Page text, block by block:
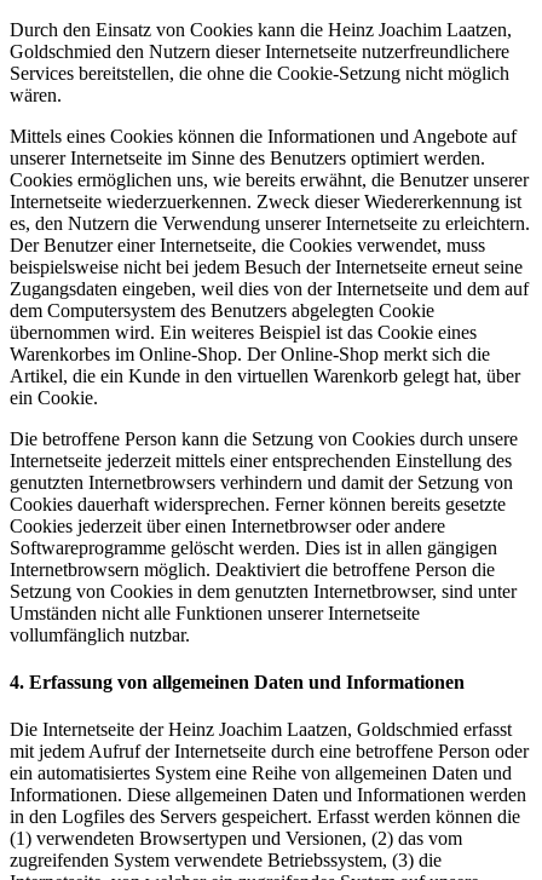
Durch den Einsatz von Cookies kann die Heinz Joachim Laatzen,
Goldschmied den Nutzern dieser Internetseite nutzerfreundlichere
Services bereitstellen, die ohne die Cookie-Setzung nicht möglich
wären.
Mittels eines Cookies können die Informationen und Angebote auf
unserer Internetseite im Sinne des Benutzers optimiert werden.
Cookies ermöglichen uns, wie bereits erwähnt, die Benutzer unserer
Internetseite wiederzuerkennen. Zweck dieser Wiedererkennung ist
es, den Nutzern die Verwendung unserer Internetseite zu erleichtern.
Der Benutzer einer Internetseite, die Cookies verwendet, muss
beispielsweise nicht bei jedem Besuch der Internetseite erneut seine
Zugangsdaten eingeben, weil dies von der Internetseite und dem auf
dem Computersystem des Benutzers abgelegten Cookie
übernommen wird. Ein weiteres Beispiel ist das Cookie eines
Warenkorbes im Online-Shop. Der Online-Shop merkt sich die
Artikel, die ein Kunde in den virtuellen Warenkorb gelegt hat, über
ein Cookie.
Die betroffene Person kann die Setzung von Cookies durch unsere
Internetseite jederzeit mittels einer entsprechenden Einstellung des
genutzten Internetbrowsers verhindern und damit der Setzung von
Cookies dauerhaft widersprechen. Ferner können bereits gesetzte
Cookies jederzeit über einen Internetbrowser oder andere
Softwareprogramme gelöscht werden. Dies ist in allen gängigen
Internetbrowsern möglich. Deaktiviert die betroffene Person die
Setzung von Cookies in dem genutzten Internetbrowser, sind unter
Umständen nicht alle Funktionen unserer Internetseite
vollumfänglich nutzbar.
4. Erfassung von allgemeinen Daten und Informationen
Die Internetseite der Heinz Joachim Laatzen, Goldschmied erfasst
mit jedem Aufruf der Internetseite durch eine betroffene Person oder
ein automatisiertes System eine Reihe von allgemeinen Daten und
Informationen. Diese allgemeinen Daten und Informationen werden
in den Logfiles des Servers gespeichert. Erfasst werden können die
(1) verwendeten Browsertypen und Versionen, (2) das vom
zugreifenden System verwendete Betriebssystem, (3) die